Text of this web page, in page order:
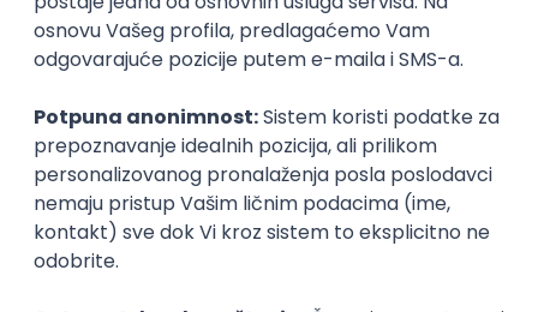
SENIORITET
NAČIN RADA
inboxu
Prijavi se